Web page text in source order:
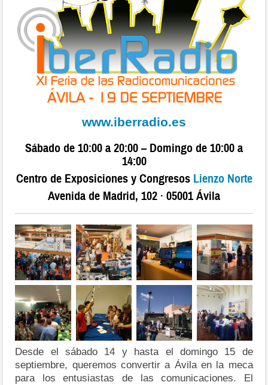
www.iberradio.es
Sábado de 10:00 a 20:00 – Domingo de 10:00 a
14:00
Centro de Exposiciones y Congresos Lienzo Norte
Avenida de Madrid, 102 · 05001 Ávila
Desde el sábado 14 y hasta el domingo 15 de
septiembre, queremos convertir a Ávila en la meca
para los entusiastas de las comunicaciones. El